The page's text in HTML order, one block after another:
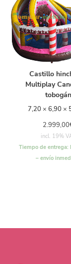
Castillo
Multiplay
tobogán
7,20 × 6,90 ×
2.999,00
incl. 19%
Tiempo de entrega:
– envío